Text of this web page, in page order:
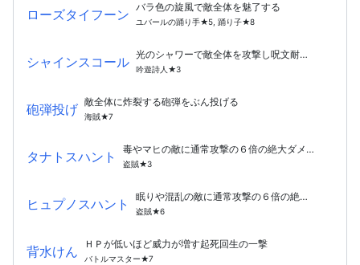
ローズタイフーン バラ色の旋風で敵全体を魅了する
ユバールの踊り手★5, 踊り子★8
シャインスコール 光のシャワーで敵全体を攻撃し呪文耐性を下げる
吟遊詩人★3
砲弾投げ 敵全体に炸裂する砲弾をぶん投げる
海賊★7
タナトスハント 毒やマヒの敵に通常攻撃の６倍の絶大ダメージ！
盗賊★3
ヒュプノスハント 眠りや混乱の敵に通常攻撃の６倍の絶大ダメージ！
盗賊★6
背水けん ＨＰが低いほど威力が増す起死回生の一撃
バトルマスター★7